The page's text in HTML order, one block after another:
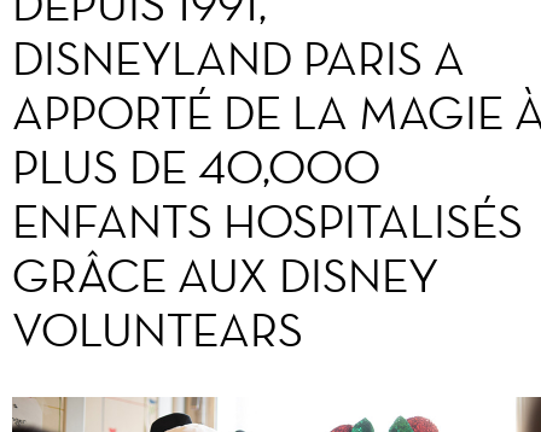
DISNEYLAND PARIS A
APPORTÉ DE LA MAGIE
PLUS DE 40,000
ENFANTS HOSPITALISÉS
GRÂCE AUX DISNEY
VOLUNTEARS